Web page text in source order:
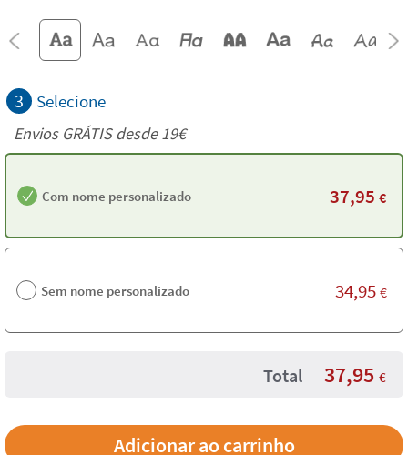
3 Selecione
Envios GRÁTIS desde 19€
Com nome personalizado 37,95 €
Sem nome personalizado 34,95 €
Total 37,95 €